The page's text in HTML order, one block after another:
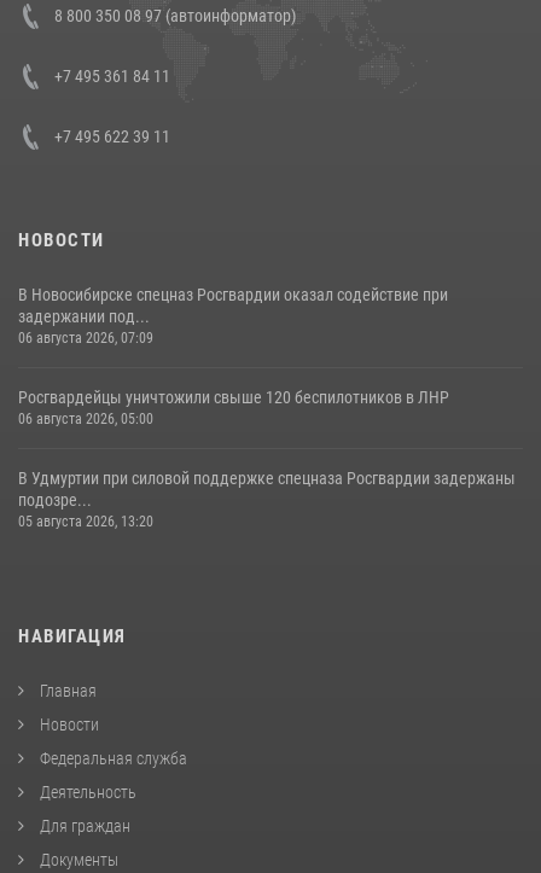
боевого опыта
8 800 350 08 97 (автоинформатор)
+7 495 361 84 11
+7 495 622 39 11
НОВОСТИ
В Новосибирске спецназ Росгвардии оказал содействие при
задержании под...
06 августа 2026, 07:09
Росгвардейцы уничтожили свыше 120 беспилотников в ЛНР
06 августа 2026, 05:00
В Удмуртии при силовой поддержке спецназа Росгвардии задержаны
подозре...
05 августа 2026, 13:20
НАВИГАЦИЯ
Главная
Новости
Федеральная служба
Деятельность
Для граждан
Документы